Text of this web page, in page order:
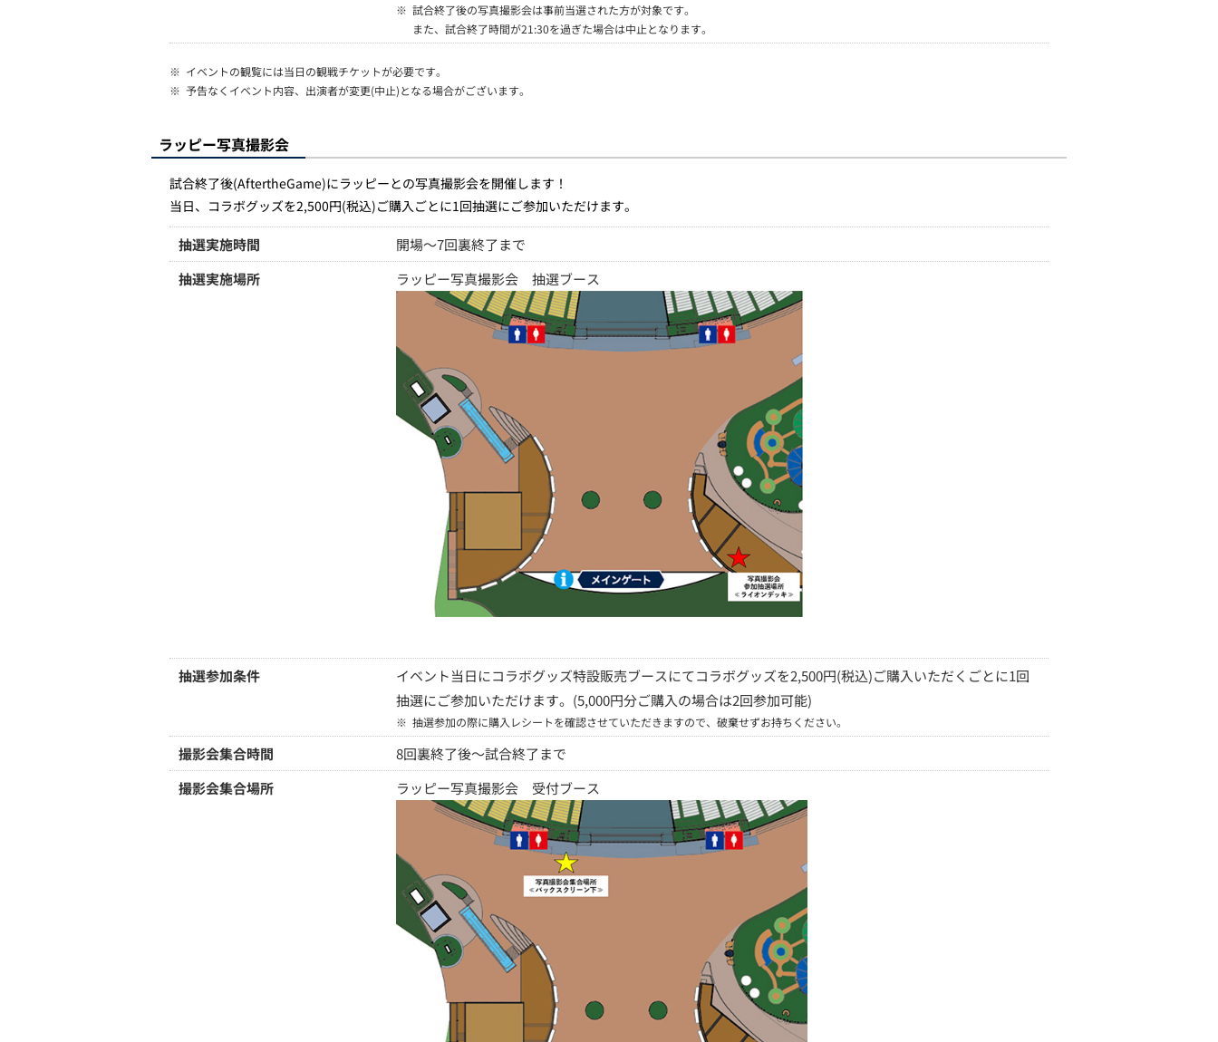
※ 試合終了後の写真撮影会は事前当選された方が対象です。
また、試合終了時間が21:30を過ぎた場合は中止となります。
※ イベントの観覧には当日の観戦チケットが必要です。
※ 予告なくイベント内容、出演者が変更(中止)となる場合がございます。
ラッピー写真撮影会
試合終了後(AftertheGame)にラッピーとの写真撮影会を開催します！
当日、コラボグッズを2,500円(税込)ご購入ごとに1回抽選にご参加いただけます。
抽選実施時間
開場～7回裏終了まで
抽選実施場所
ラッピー写真撮影会 抽選ブース
抽選参加条件
イベント当日にコラボグッズ特設販売ブースにてコラボグッズを2,500円(税込)ご購入いただくごとに1回
抽選にご参加いただけます。(5,000円分ご購入の場合は2回参加可能)
※ 抽選参加の際に購入レシートを確認させていただきますので、破棄せずお持ちください。
撮影会集合時間
8回裏終了後～試合終了まで
撮影会集合場所
ラッピー写真撮影会 受付ブース